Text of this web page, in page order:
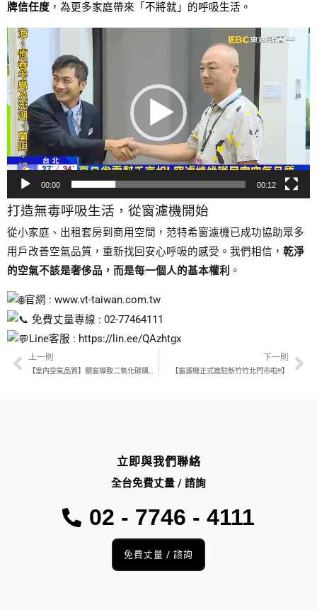
牌信任度 ，為更多家庭帶來「不將就」的呼吸生活。
視
訊
播
放
器
00:00 00:12
打造無毒呼吸生活，從窗濾機開始
從小家庭、出租套房到商用空間，范特希窗濾機已成功協助眾多
用戶改善空氣品質，重新找回安心呼吸的感受。我們相信， 乾淨
的空氣不該是奢侈品，而是每一個人的基本權利 。
官網 : www.vt-taiwan.com.tw
免費丈量專線 : 02-77464111
Line客服 : https://lin.ee/QAzhtgx
Prev
上一則
【室內空氣品質】關窗導致二氧化碳飆高？成人與兒童健康無形中正在受害！
下一則
【窗濾機正式進駐新竹竹北門市啦!!!】
立即與我們聯絡
全台免費丈量 / 諮詢
02 - 7746 - 4111
免費丈量 / 諮詢